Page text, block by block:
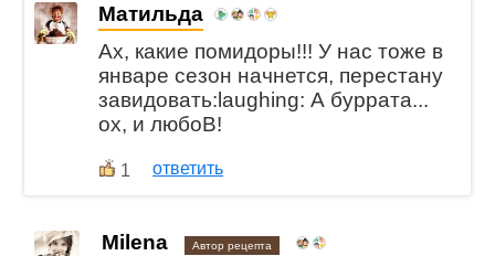
Матильда
Ах, какие помидоры!!! У нас тоже в
январе сезон начнется, перестану
завидовать:laughing: А буррата...
ох, и любоВ!
1 ответить
Milena Автор рецепта